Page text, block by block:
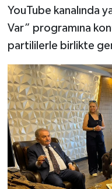
YouTube kanalında
Var” programına
partililerle birlikte